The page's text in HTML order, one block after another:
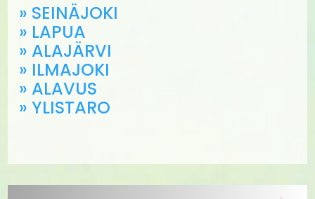
» SEINÄJOKI
» LAPUA
» ALAJÄRVI
» ILMAJOKI
» ALAVUS
» YLISTARO